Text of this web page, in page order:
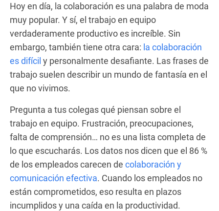
Hoy en día, la colaboración es una palabra de moda
muy popular. Y sí, el trabajo en equipo
verdaderamente productivo es increíble. Sin
embargo, también tiene otra cara: la colaboración
es difícil y personalmente desafiante. Las frases de
trabajo suelen describir un mundo de fantasía en el
que no vivimos.
Pregunta a tus colegas qué piensan sobre el
trabajo en equipo. Frustración, preocupaciones,
falta de comprensión… no es una lista completa de
lo que escucharás. Los datos nos dicen que el 86 %
de los empleados carecen de colaboración y
comunicación efectiva. Cuando los empleados no
están comprometidos, eso resulta en plazos
incumplidos y una caída en la productividad.